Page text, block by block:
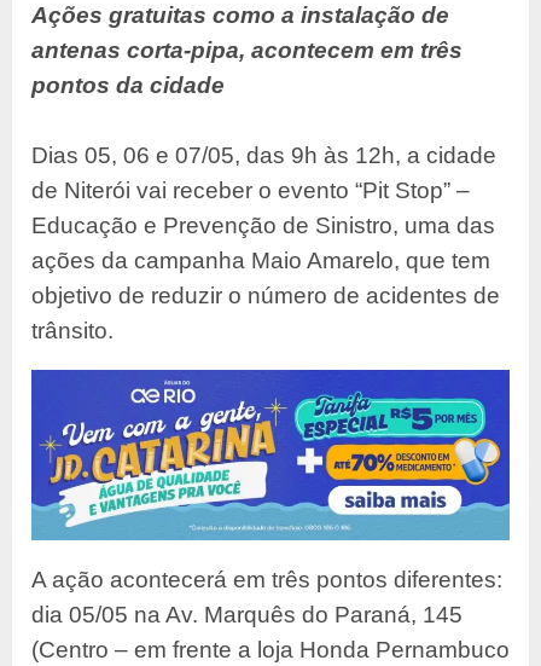
Ações gratuitas como a instalação de
antenas corta-pipa, acontecem em três
pontos da cidade
Dias 05, 06 e 07/05, das 9h às 12h, a cidade
de Niterói vai receber o evento “Pit Stop” –
Educação e Prevenção de Sinistro, uma das
ações da campanha Maio Amarelo, que tem
objetivo de reduzir o número de acidentes de
trânsito.
A ação acontecerá em três pontos diferentes:
dia 05/05 na Av. Marquês do Paraná, 145
(Centro – em frente a loja Honda Pernambuco